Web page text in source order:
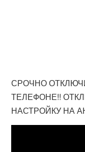
СРОЧНО
ТЕЛЕФОНЕ!!
НАСТРОЙКУ НА